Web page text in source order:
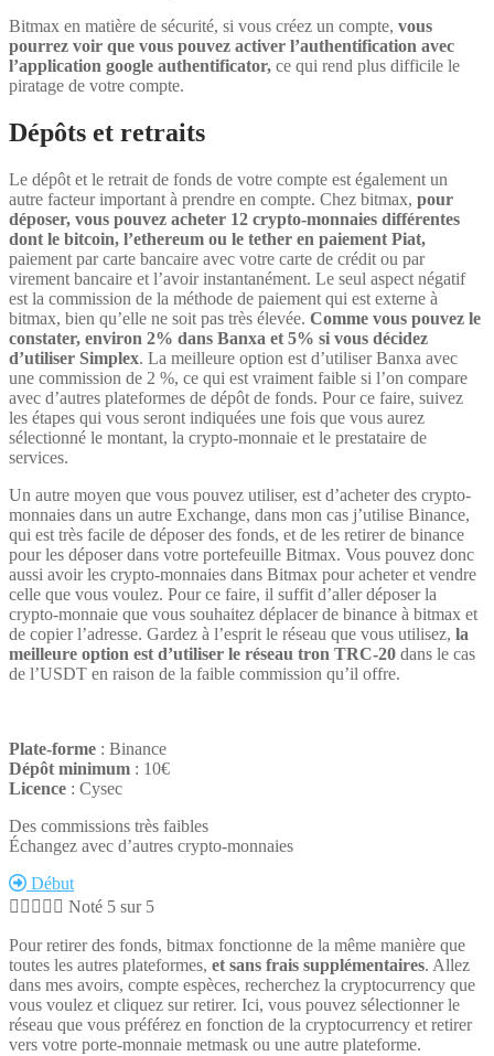
Bitmax en matière de sécurité, si vous créez un compte, vous
pourrez voir que vous pouvez activer l’authentification avec
l’application google authentificator, ce qui rend plus difficile le
piratage de votre compte.
Dépôts et retraits
Le dépôt et le retrait de fonds de votre compte est également un
autre facteur important à prendre en compte. Chez bitmax, pour
déposer, vous pouvez acheter 12 crypto-monnaies différentes
dont le bitcoin, l’ethereum ou le tether en paiement Piat,
paiement par carte bancaire avec votre carte de crédit ou par
virement bancaire et l’avoir instantanément. Le seul aspect négatif
est la commission de la méthode de paiement qui est externe à
bitmax, bien qu’elle ne soit pas très élevée. Comme vous pouvez le
constater, environ 2% dans Banxa et 5% si vous décidez
d’utiliser Simplex. La meilleure option est d’utiliser Banxa avec
une commission de 2 %, ce qui est vraiment faible si l’on compare
avec d’autres plateformes de dépôt de fonds. Pour ce faire, suivez
les étapes qui vous seront indiquées une fois que vous aurez
sélectionné le montant, la crypto-monnaie et le prestataire de
services.
Un autre moyen que vous pouvez utiliser, est d’acheter des crypto-
monnaies dans un autre Exchange, dans mon cas j’utilise Binance,
qui est très facile de déposer des fonds, et de les retirer de binance
pour les déposer dans votre portefeuille Bitmax. Vous pouvez donc
aussi avoir les crypto-monnaies dans Bitmax pour acheter et vendre
celle que vous voulez. Pour ce faire, il suffit d’aller déposer la
crypto-monnaie que vous souhaitez déplacer de binance à bitmax et
de copier l’adresse. Gardez à l’esprit le réseau que vous utilisez, la
meilleure option est d’utiliser le réseau tron TRC-20 dans le cas
de l’USDT en raison de la faible commission qu’il offre.
Plate-forme : Binance
Dépôt minimum : 10€
Licence : Cysec
Des commissions très faibles
Échangez avec d’autres crypto-monnaies
Début
     Noté 5 sur 5
Pour retirer des fonds, bitmax fonctionne de la même manière que
toutes les autres plateformes, et sans frais supplémentaires. Allez
dans mes avoirs, compte espèces, recherchez la cryptocurrency que
vous voulez et cliquez sur retirer. Ici, vous pouvez sélectionner le
réseau que vous préférez en fonction de la cryptocurrency et retirer
vers votre porte-monnaie metmask ou une autre plateforme.